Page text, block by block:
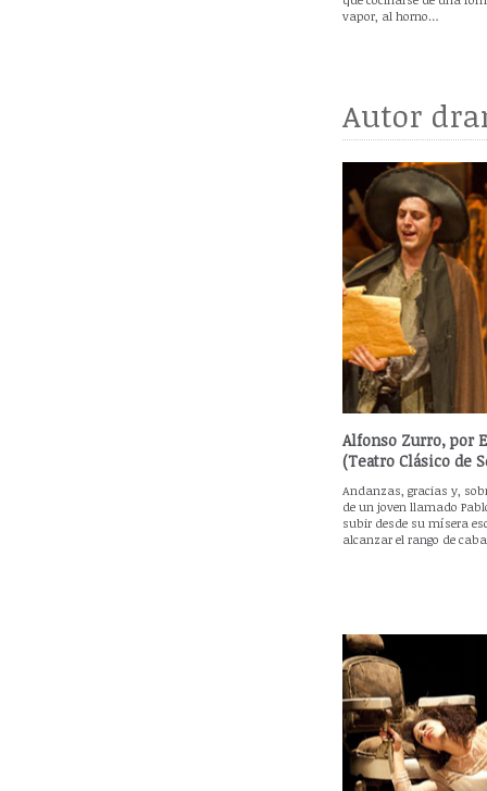
vapor, al horno…
Autor
Alfonso Zurro, por
(Teatro Clásico de
Andanzas, gracias y,
de un joven llamado
subir desde su mísera
alcanzar el rango de